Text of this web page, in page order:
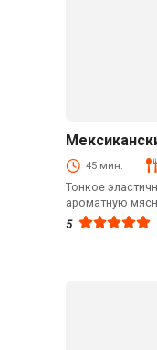
45 мин.
Тонкое
ароматную
5